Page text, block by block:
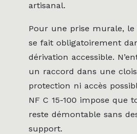
artisanal.
Pour une prise murale,
se fait obligatoirement
dérivation accessible.
un raccord dans une
protection ni accès
NF C 15-100 impose que
reste démontable sans
support.